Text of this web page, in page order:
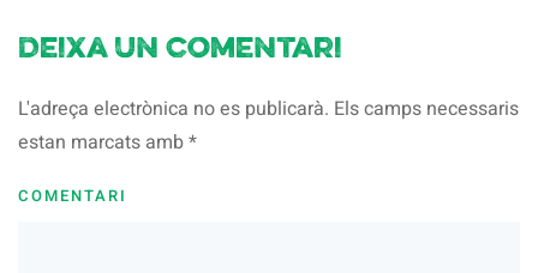
Deixa un comentari
L'adreça electrònica no es publicarà. Els camps necessaris
estan marcats amb*
COMENTARI